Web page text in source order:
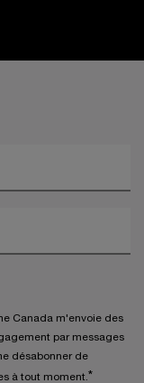
Canada m'envoie des
par messages
désabonner de
à tout moment. *